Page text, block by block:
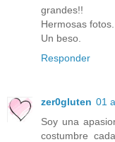
grandes!!
Hermosas fotos.
Un beso.
Responder
zer0gluten 01
Soy una
costumbre